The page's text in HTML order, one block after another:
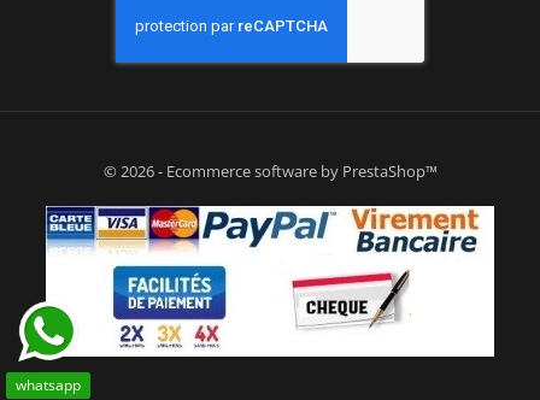
whatsapp
© 2026 - Ecommerce software by PrestaShop™